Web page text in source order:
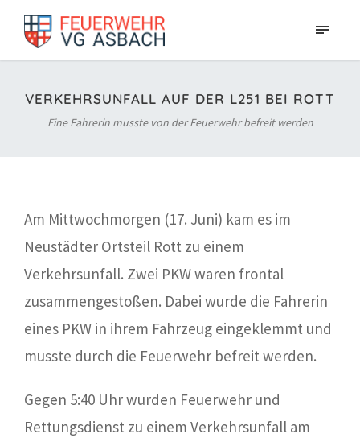
VERKEHRSUNFALL AUF DER L251 BEI ROTT
Eine Fahrerin musste von der Feuerwehr befreit werden
Am Mittwochmorgen (17. Juni) kam es im
Neustädter Ortsteil Rott zu einem
Verkehrsunfall. Zwei PKW waren frontal
zusammengestoßen. Dabei wurde die Fahrerin
eines PKW in ihrem Fahrzeug eingeklemmt und
musste durch die Feuerwehr befreit werden.
Gegen 5:40 Uhr wurden Feuerwehr und
Rettungsdienst zu einem Verkehrsunfall am